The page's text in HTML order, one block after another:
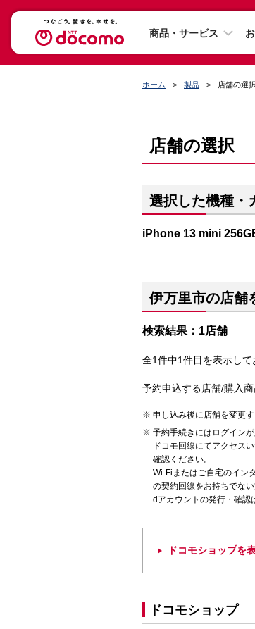
商品・サービス
ホーム 製品 店舗の選択
店舗の選択
選択した機種・
iPhone 13 mini
伊万里市の店舗
検索結果：1店舗
全1件中1件目を表示し
予約申込する店舗/購入
申し込み後に店舗を変更す
予約手続きにはログインが
ドコモ回線にてアクセス
確認ください。
Wi-Fiまたはご自宅のイン
の契約回線をお持ちでな
dアカウントの発行・確認
ドコモショップを
ドコモショップ